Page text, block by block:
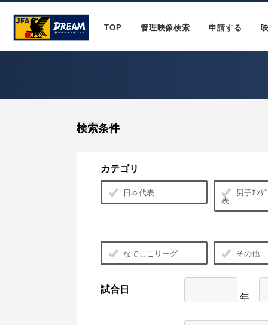
TOP 管理映像検索 申請する
検索条件
カテゴリ
日本代表
男子ｱﾝﾀ
表
なでしこリーグ その他
試合日
年